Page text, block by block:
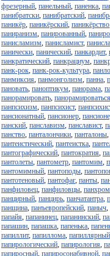
фрезерный, панельный, паненка,
панибратски, панибратский,
паникёр, паникёрский, паникёрство
паниранизм, панированный,
панисламизм, панисламист,
панически, панический, панкардит,
панкратический, панкрациум,
панк-рок, панк-рок-культура,
панмиксия, панмонголизм, панна,
пановать, паноптикум, панорама,
панорамировать, панорамироваться
панпсихизм, панпсихист,
пансионатный, пансионер,
панский, панславизм, панславист,
панство, панталончики, панталоны,
пантеистический, пантеистка,
пантографический, пантократия,
пантолеты, пантометр, пантомим,
пантомимный, пантоподы,
пантотеновый, пантофаг, панты,
панфиловец, панфиловцы,
панцирный, панцирь, панчатантра,
панщина, панъевропейский, паныч,
папайя, папанинец, папанинский,
папашин, папашка, папенька,
папиллит, папиллома, папиллярный
папирологический, папирология,
папиросный, папиросонабивной,